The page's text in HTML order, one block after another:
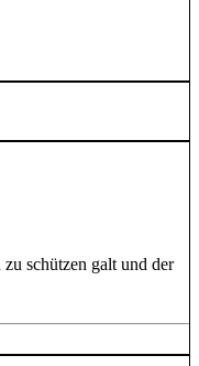
schützen galt und der